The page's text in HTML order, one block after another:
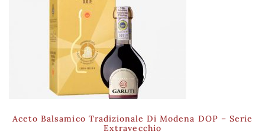
Aceto Balsamico Tradizionale Di Modena DOP – Serie
Extravecchio